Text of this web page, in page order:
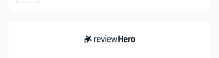
ReviewHero